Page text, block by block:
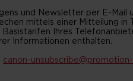
und Newsletter per E-Mail
mittels einer Mitteilung in
Ihres
Informationen enthalten.
canon-